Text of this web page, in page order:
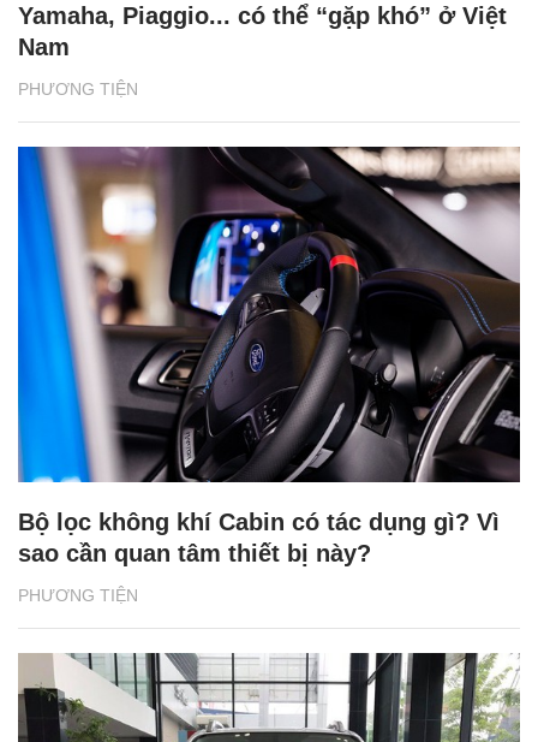
PHƯƠNG TIỆN
Yamaha, Piaggio... có thể “gặp khó” ở Việt
Nam
PHƯƠNG TIỆN
Bộ lọc không khí Cabin có tác dụng gì? Vì
sao cần quan tâm thiết bị này?